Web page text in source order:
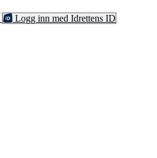
Logg inn med Idrettens ID